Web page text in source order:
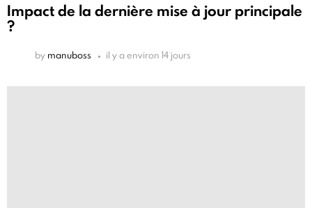
Impact de la dernière mise à jour principale
?
by manuboss il y a environ 14 jours